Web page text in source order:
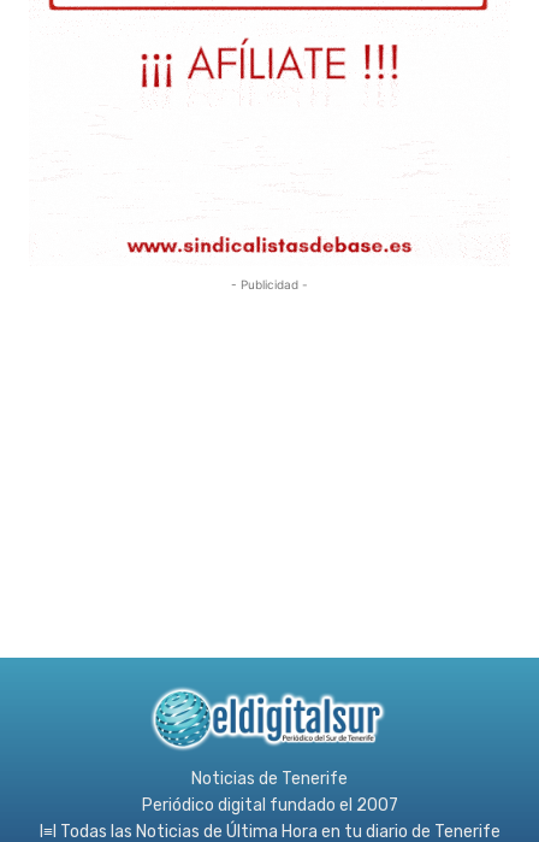
- Publicidad -
Noticias de Tenerife
Periódico digital fundado el 2007
l≡l Todas las Noticias de Última Hora en tu diario de Tenerife